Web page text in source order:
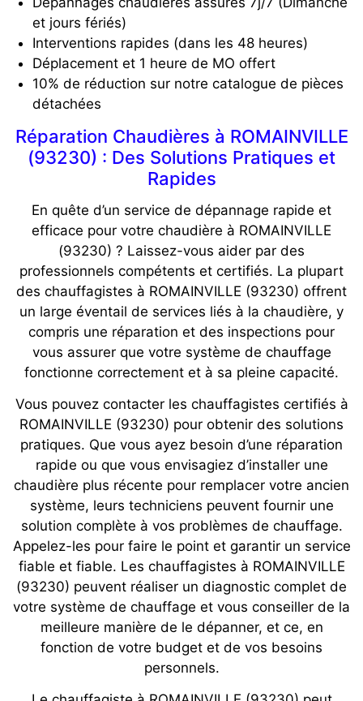
et jours fériés)
Interventions rapides (dans les 48 heures)
Déplacement et 1 heure de MO offert
10% de réduction sur notre catalogue de pièces
détachées
Réparation Chaudières à ROMAINVILLE
(93230) : Des Solutions Pratiques et
Rapides
En quête d’un service de dépannage rapide et
efficace pour votre chaudière à ROMAINVILLE
(93230) ? Laissez-vous aider par des
professionnels compétents et certifiés. La plupart
des chauffagistes à ROMAINVILLE (93230) offrent
un large éventail de services liés à la chaudière, y
compris une réparation et des inspections pour
vous assurer que votre système de chauffage
fonctionne correctement et à sa pleine capacité.
Vous pouvez contacter les chauffagistes certifiés à
ROMAINVILLE (93230) pour obtenir des solutions
pratiques. Que vous ayez besoin d’une réparation
rapide ou que vous envisagiez d’installer une
chaudière plus récente pour remplacer votre ancien
système, leurs techniciens peuvent fournir une
solution complète à vos problèmes de chauffage.
Appelez-les pour faire le point et garantir un service
fiable et fiable. Les chauffagistes à ROMAINVILLE
(93230) peuvent réaliser un diagnostic complet de
votre système de chauffage et vous conseiller de la
meilleure manière de le dépanner, et ce, en
fonction de votre budget et de vos besoins
personnels.